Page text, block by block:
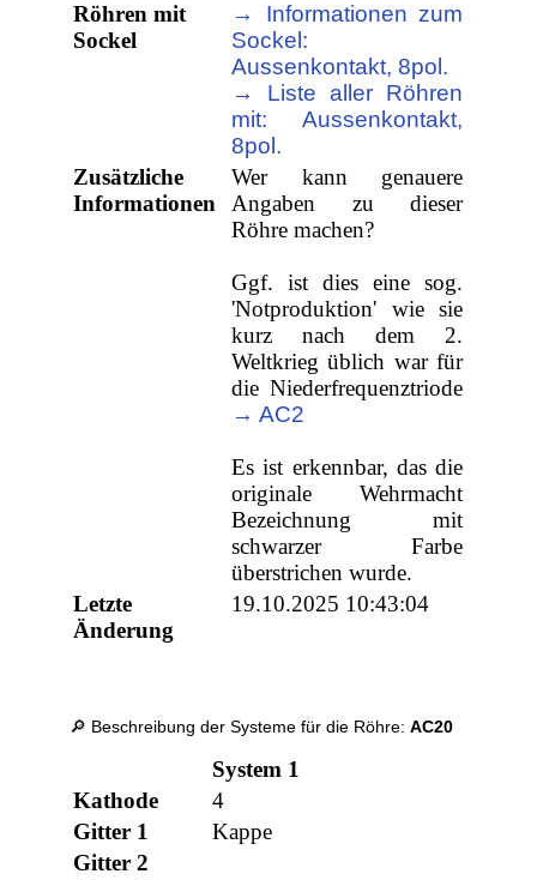
Röhren mit
Sockel
→ Informationen zum
Sockel:
Aussenkontakt, 8pol.
→ Liste aller Röhren
mit: Aussenkontakt,
8pol.
Zusätzliche
Informationen
Wer kann genauere
Angaben zu dieser
Röhre machen?
Ggf. ist dies eine sog.
'Notproduktion' wie sie
kurz nach dem 2.
Weltkrieg üblich war für
die Niederfrequenztriode
→ AC2
Es ist erkennbar, das die
originale Wehrmacht
Bezeichnung mit
schwarzer Farbe
überstrichen wurde.
Letzte
Änderung
19.10.2025 10:43:04
🔎 Beschreibung der Systeme für die Röhre:AC20
System 1
Kathode
4
Gitter 1
Kappe
Gitter 2